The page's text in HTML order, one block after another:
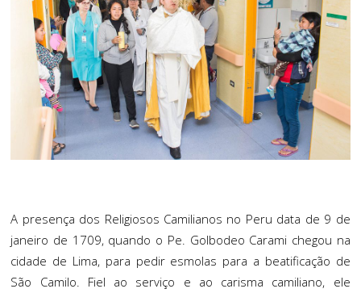
A presença dos Religiosos Camilianos no Peru data de 9 de
janeiro de 1709, quando o Pe. Golbodeo Carami chegou na
cidade de Lima, para pedir esmolas para a beatificação de
São Camilo. Fiel ao serviço e ao carisma camiliano, ele